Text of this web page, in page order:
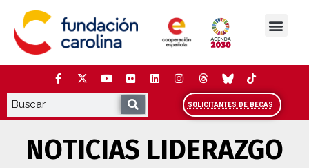
contenido
SOLICITANTES DE BECAS
NOTICIAS LIDERAZGO